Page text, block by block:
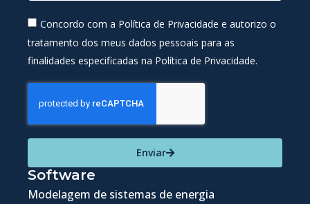
Concordo com a Política de Privacidade e autorizo o
tratamento dos meus dados pessoais para as
finalidades especificadas na Política de Privacidade.
Enviar
Software
Modelagem de sistemas de energia